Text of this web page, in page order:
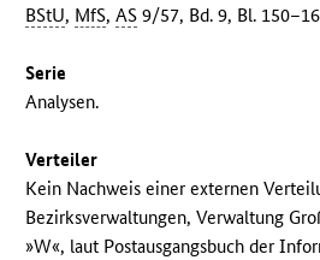
BStU, MfS,AS 9/57, Bd. 9, Bl.
Serie
Analysen.
Verteiler
Kein Nachweis einer externen
Bezirksverwaltungen, Verwaltung
»W«, laut Postausgangsbuch der